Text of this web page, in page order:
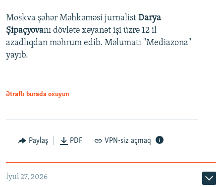
Moskva şəhər Məhkəməsi jurnalist Darya
Şipaçyovanı dövlətə xəyanət işi üzrə 12 il
azadlıqdan məhrum edib. Məlumatı "Mediazona"
yayıb.
Ətraflı burada oxuyun
Paylaş PDF VPN-siz açmaq
İyul 27, 2026